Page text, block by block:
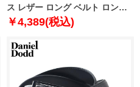
ス レザー ロング ベルト ロング
サイズ azbl-229003
￥4,389(税込)